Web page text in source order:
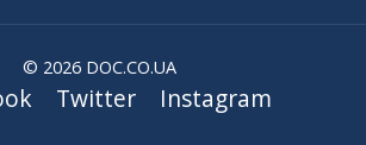
© 2026 DOC.CO.UA
Twitter Instagram